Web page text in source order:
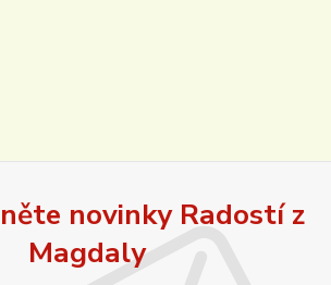
novinky Radostí z
Magdaly